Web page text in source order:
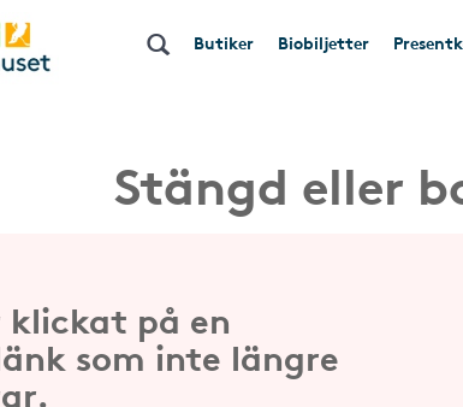
Butiker Biobiljetter
Stängd eller
klickat på en
som inte längre